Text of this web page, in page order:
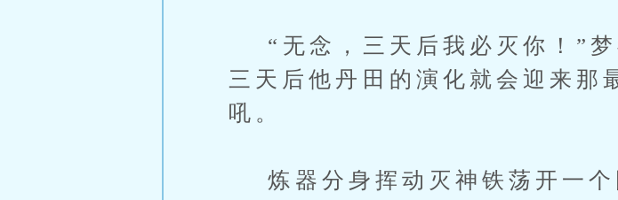
“无念，三天后我必灭你！”梦
三天后他丹田的演化就会迎来那
吼。
炼器分身挥动灭神铁荡开一个